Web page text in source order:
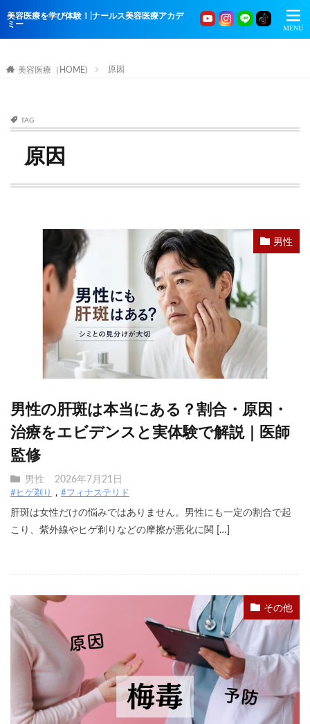
美容医療を学び体験！|ナールス美容医療アカデ
ミー
美容医療（HOME) 原因
TAG
原因
男性
男性の肝斑は本当にある？割合・原因・
治療をエビデンスと実体験で解説｜医師
監修
男性 2026年7月21日
#ヒゲ剃り #フィナステリド
肝斑は女性だけの悩みではありません。男性にも一定の割合で起
こり、紫外線やヒゲ剃りなどの摩擦が悪化に関 […]
その他